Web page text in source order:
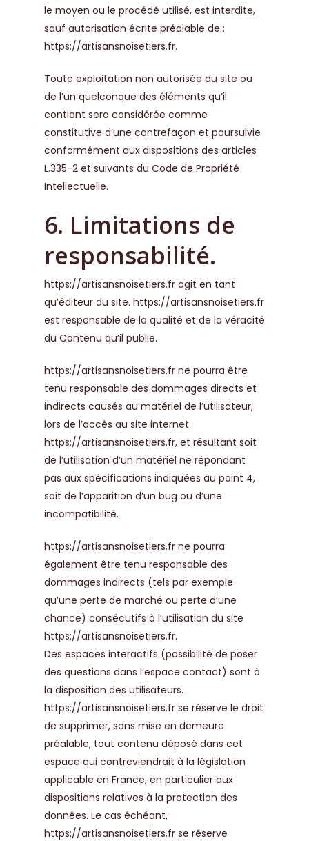
le moyen ou le procédé utilisé, est interdite,
sauf autorisation écrite préalable de :
https://artisansnoisetiers.fr.
Toute exploitation non autorisée du site ou
de l’un quelconque des éléments qu’il
contient sera considérée comme
constitutive d’une contrefaçon et poursuivie
conformément aux dispositions des articles
L.335-2 et suivants du Code de Propriété
Intellectuelle.
6. Limitations de
responsabilité.
https://artisansnoisetiers.fr agit en tant
qu’éditeur du site. https://artisansnoisetiers.fr
est responsable de la qualité et de la véracité
du Contenu qu’il publie.
https://artisansnoisetiers.fr ne pourra être
tenu responsable des dommages directs et
indirects causés au matériel de l’utilisateur,
lors de l’accès au site internet
https://artisansnoisetiers.fr, et résultant soit
de l’utilisation d’un matériel ne répondant
pas aux spécifications indiquées au point 4,
soit de l’apparition d’un bug ou d’une
incompatibilité.
https://artisansnoisetiers.fr ne pourra
également être tenu responsable des
dommages indirects (tels par exemple
qu’une perte de marché ou perte d’une
chance) consécutifs à l’utilisation du site
https://artisansnoisetiers.fr.
Des espaces interactifs (possibilité de poser
des questions dans l’espace contact) sont à
la disposition des utilisateurs.
https://artisansnoisetiers.fr se réserve le droit
de supprimer, sans mise en demeure
préalable, tout contenu déposé dans cet
espace qui contreviendrait à la législation
applicable en France, en particulier aux
dispositions relatives à la protection des
données. Le cas échéant,
https://artisansnoisetiers.fr se réserve